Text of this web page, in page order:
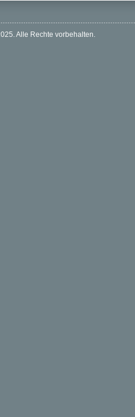
Alle Rechte vorbehalten.